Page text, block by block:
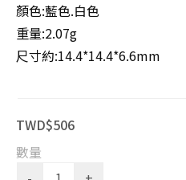
顏色:藍色.白色
重量:2.07g
尺寸約:14.4*14.4*6.6mm
TWD$506
數量